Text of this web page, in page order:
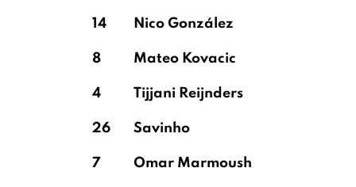
14 Nico González
8 Mateo Kovacic
4 Tijjani Reijnders
26 Savinho
7 Omar Marmoush